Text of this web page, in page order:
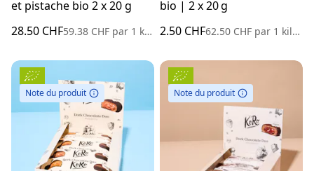
et pistache bio 2 x 20 g
28.50 CHF59.38 CHF par 1 kilogramme
bio | 2 x 20 g
2.50 CHF62.50 CHF par 1 kilogramme
Note du produit Note du produit